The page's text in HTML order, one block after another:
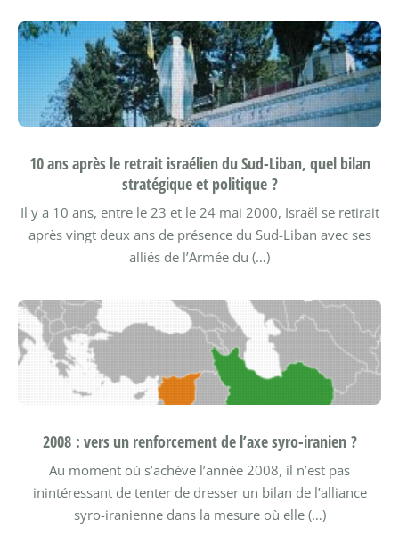
10 ans après le retrait israélien du Sud-Liban, quel bilan
stratégique et politique ?
Il y a 10 ans, entre le 23 et le 24 mai 2000, Israël se retirait
après vingt deux ans de présence du Sud-Liban avec ses
alliés de l’Armée du (…)
2008 : vers un renforcement de l’axe syro-iranien ?
Au moment où s’achève l’année 2008, il n’est pas
inintéressant de tenter de dresser un bilan de l’alliance
syro-iranienne dans la mesure où elle (…)